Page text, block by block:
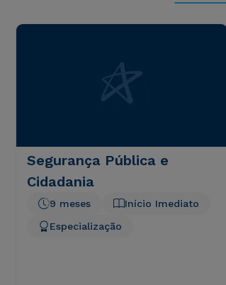
Segurança Pública e
Cidadania
Início Imediato
9 meses
Especialização